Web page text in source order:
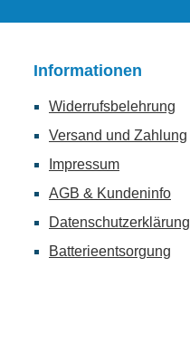
Informationen
Widerrufsbelehrung
Versand und Zahlung
Impressum
AGB & Kundeninfo
Datenschutzerklärung
Batterieentsorgung